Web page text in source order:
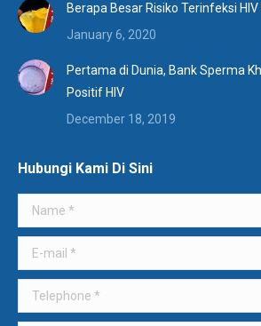
Berapa Besar Risiko Terinfeksi HIV
January 6, 2020
Pertama di Dunia, Bank Sperma
Positif HIV
December 18, 2019
Hubungi Kami Di Sini
Name *
E-mail *
Telephone *